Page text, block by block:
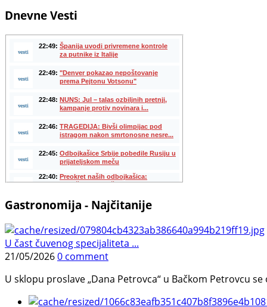
Dnevne Vesti
Gastronomija - Najčitanije
U čast čuvenog specijaliteta ...
21/05/20260 comment
U sklopu proslave „Dana Petrovca“ u Bačkom Petrovcu